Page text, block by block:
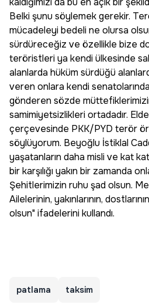
Belki şunu söylemek gerekir.
mücadeleyi bedeli ne olursa
sürdüreceğiz ve özellikle bize
teröristleri ya kendi ülkesinde
alanlarda hüküm sürdüğü
veren onlara kendi
gönderen sözde
samimiyetsizlikleri ortadadır.
çerçevesinde PKK/PYD terör
söylüyorum. Beyoğlu İstiklal
yaşatanların daha misli ve kat
bir karşılığı yakın bir zamanda
Şehitlerimizin ruhu şad olsun.
Ailelerinin, yakınlarının,
olsun" ifadelerini kullandı.
patlama taksim